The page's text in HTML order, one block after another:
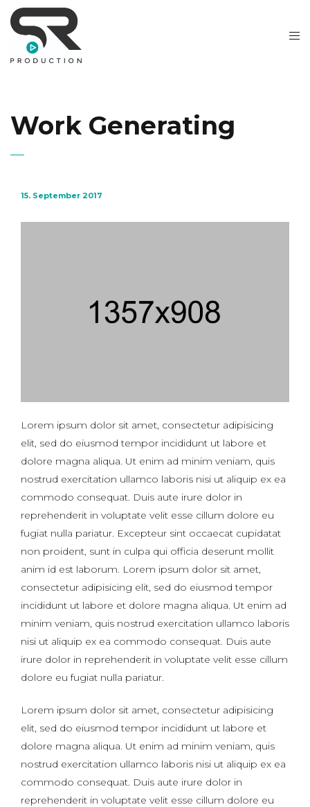
Work Generating
15. September 2017
Lorem ipsum dolor sit amet, consectetur adipisicing
elit, sed do eiusmod tempor incididunt ut labore et
dolore magna aliqua. Ut enim ad minim veniam, quis
nostrud exercitation ullamco laboris nisi ut aliquip ex ea
commodo consequat. Duis aute irure dolor in
reprehenderit in voluptate velit esse cillum dolore eu
fugiat nulla pariatur. Excepteur sint occaecat cupidatat
non proident, sunt in culpa qui officia deserunt mollit
anim id est laborum. Lorem ipsum dolor sit amet,
consectetur adipisicing elit, sed do eiusmod tempor
incididunt ut labore et dolore magna aliqua. Ut enim ad
minim veniam, quis nostrud exercitation ullamco laboris
nisi ut aliquip ex ea commodo consequat. Duis aute
irure dolor in reprehenderit in voluptate velit esse cillum
dolore eu fugiat nulla pariatur.
Lorem ipsum dolor sit amet, consectetur adipisicing
elit, sed do eiusmod tempor incididunt ut labore et
dolore magna aliqua. Ut enim ad minim veniam, quis
nostrud exercitation ullamco laboris nisi ut aliquip ex ea
commodo consequat. Duis aute irure dolor in
reprehenderit in voluptate velit esse cillum dolore eu